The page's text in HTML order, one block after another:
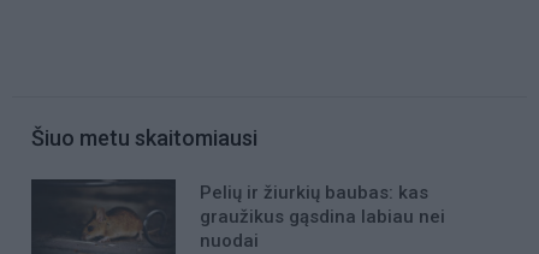
Šiuo metu skaitomiausi
Pelių ir žiurkių baubas: kas
graužikus gąsdina labiau nei
nuodai